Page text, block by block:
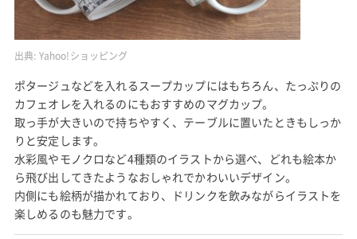
出典: Yahoo!ショッピング
ポタージュなどを入れるスープカップにはもちろん、たっぷりの
カフェオレを入れるのにもおすすめのマグカップ。
取っ手が大きいので持ちやすく、テーブルに置いたときもしっか
りと安定します。
水彩風やモノクロなど4種類のイラストから選べ、どれも絵本か
ら飛び出してきたようなおしゃれでかわいいデザイン。
内側にも絵柄が描かれており、ドリンクを飲みながらイラストを
楽しめるのも魅力です。